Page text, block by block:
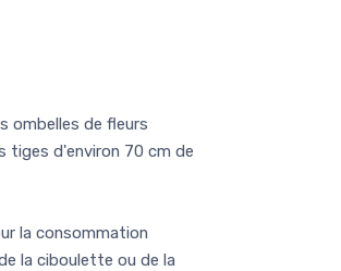
ombelles de fleurs
tiges d'environ 70 cm de
la consommation
la ciboulette ou de la